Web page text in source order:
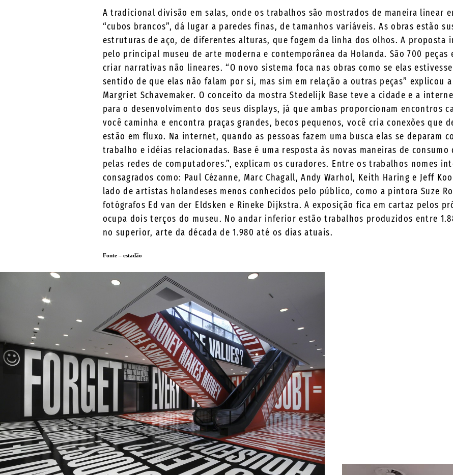
A tradicional divisão em salas, onde os trabalhos são mostrados de maneira linear
“cubos brancos”, dá lugar a paredes finas, de tamanhos variáveis. As obras estão
estruturas de aço, de diferentes alturas, que fogem da linha dos olhos. A proposta
pelo principal museu de arte moderna e contemporânea da Holanda. São 700 peças
criar narrativas não lineares. “O novo sistema foca nas obras como se elas
sentido de que elas não falam por si, mas sim em relação a outras peças” explicou
Margriet Schavemaker. O conceito da mostra Stedelijk Base teve a cidade e a
para o desenvolvimento dos seus displays, já que ambas proporcionam encontros
você caminha e encontra praças grandes, becos pequenos, você cria conexões que
estão em fluxo. Na internet, quando as pessoas fazem uma busca elas se deparam
trabalho e idéias relacionadas. Base é uma resposta às novas maneiras de consumo
pelas redes de computadores.”, explicam os curadores. Entre os trabalhos nomes
consagrados como: Paul Cézanne, Marc Chagall, Andy Warhol, Keith Haring e Jeff
lado de artistas holandeses menos conhecidos pelo público, como a pintora Suze
fotógrafos Ed van der Eldsken e Rineke Dijkstra. A exposição fica em cartaz pelos
ocupa dois terços do museu. No andar inferior estão trabalhos produzidos entre
no superior, arte da década de 1.980 até os dias atuais.
Fonte – estadão